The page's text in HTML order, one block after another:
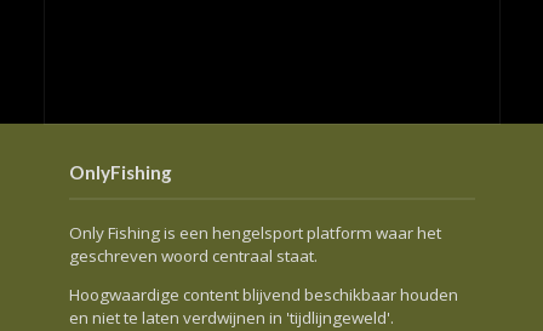
OnlyFishing
Only Fishing is een hengelsport platform waar het
geschreven woord centraal staat.
Hoogwaardige content blijvend beschikbaar houden
en niet te laten verdwijnen in 'tijdlijngeweld'.